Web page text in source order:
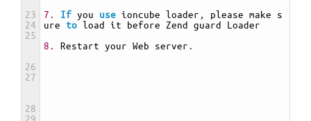
23
24
25
26
27
28
7.
If you use ioncube loader , please make s
ure to load it before Zend guard
Loader
8.
Restart your Web server .